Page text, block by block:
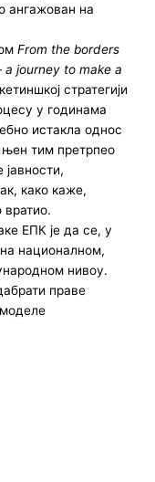
ангажован на
From the borders
journey to make a
стратегији
у годинама
истакла однос
тим претрпео
јавности,
како каже,
ЕПК је да се, у
националном,
нивоу.
праве